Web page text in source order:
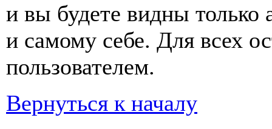
и вы будете видны только
и самому себе. Для всех
пользователем.
Вернуться к началу